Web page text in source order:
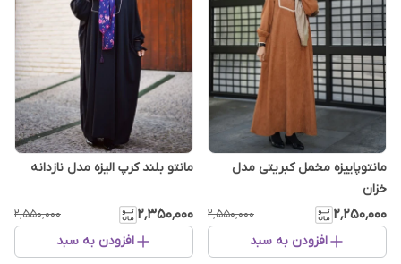
مانتوپاییزه مخمل کبریتی مدل
خزان
۲٬۲۵۰٬۰۰۰ ۲٬۵۵۰٬۰۰۰
افزودن به سبد
مانتو بلند کرپ الیزه مدل نازدانه
۲٬۳۵۰٬۰۰۰ ۲٬۵۵۰٬۰۰۰
افزودن به سبد